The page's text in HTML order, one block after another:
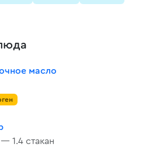
масло
— 1.4 стакан